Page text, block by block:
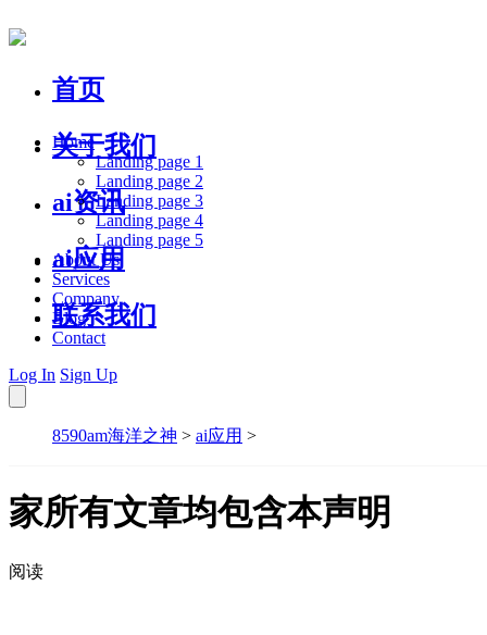
首页
关于我们
ai资讯
ai应用
联系我们
Home
Landing page 1
Landing page 2
Landing page 3
Landing page 4
Landing page 5
About Us
Services
Company
Blog
Contact
Log In Sign Up
8590am海洋之神 > ai应用 >
家所有文章均包含本声明
阅读